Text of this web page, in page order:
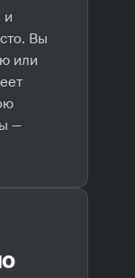
и
Вы
или
—